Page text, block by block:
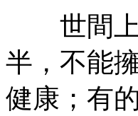
世間上
半，不能
健康；有